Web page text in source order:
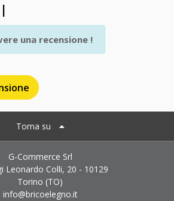
una recensione !
Torna su
G-Commerce Srl
Leonardo Colli, 20 - 10129
Torino (TO)
info@bricoelegno.it